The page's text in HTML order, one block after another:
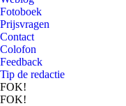
Fotoboek
Prijsvragen
Contact
Colofon
Feedback
Tip de redactie
FOK!
FOK!